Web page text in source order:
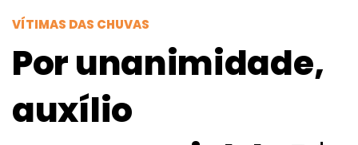
VÍTIMAS DAS CHUVAS
Por unanimidade,
auxílio